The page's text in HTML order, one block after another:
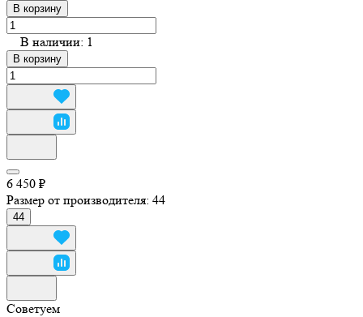
В корзину
В наличии: 1
В корзину
6 450 ₽
Размер от производителя: 44
44
Советуем